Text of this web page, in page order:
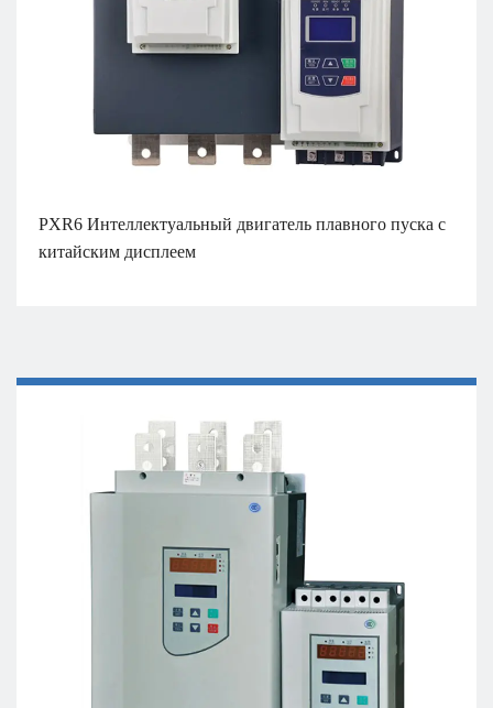
PXR6 Интеллектуальный двигатель плавного пуска с
китайским дисплеем